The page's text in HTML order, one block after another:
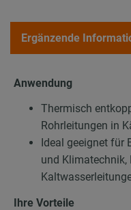
Ergänzende
Anwendung
Thermisch
Rohrleitungen in
Ideal geeignet für
und Klimatechnik,
Ihre Vorteile